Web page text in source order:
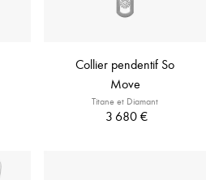
Collier pendentif So
Move
Titane et Diamant
3 680 €